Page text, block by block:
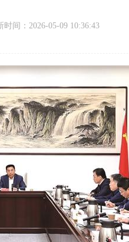
时间： 2026-05-09 10:36:43